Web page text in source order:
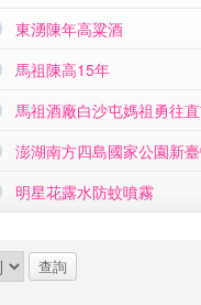
東湧陳年高粱酒
馬祖陳高15年
明星花露水防蚊噴霧